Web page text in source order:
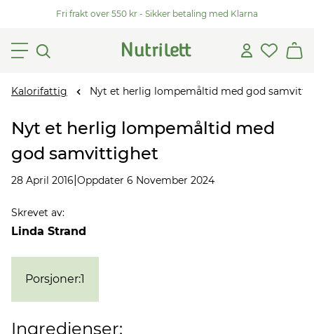
Fri frakt over 550 kr - Sikker betaling med Klarna
Kalorifattig Nyt et herlig lompemåltid med god
Nyt et herlig lompemåltid med
god samvittighet
28 April 2016 Oppdater 6 November 2024
Skrevet av:
Linda Strand
Porsjoner:1
Ingredienser: